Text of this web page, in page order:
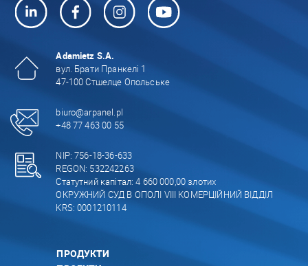
Adamietz S.A.
вул. Брати Пранкелі 1
47-100 Стшелце Опольське
biuro@arpanel.pl
+48 77 463 00 55
NIP: 756-18-36-633
REGON: 532242263
Статутний капітал: 4 660 000,00 злотих
ОКРУЖНИЙ СУД В ОПОЛІ VIII КОМЕРЦІЙНИЙ ВІДДІЛ
KRS: 0001210114
ПРОДУКТИ